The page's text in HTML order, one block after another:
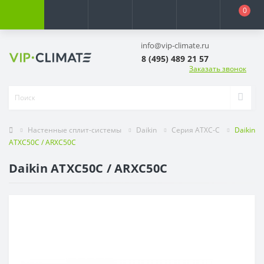
0
info@vip-climate.ru
8 (495) 489 21 57
Заказать звонок
Настенные сплит-системы Daikin Серия ATXC-C
Daikin
ATXC50C / ARXC50C
Daikin ATXC50C / ARXC50C